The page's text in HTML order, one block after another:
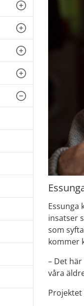
Undermeny: Hot och
Undermeny: Barn,
Undermeny: Ekonomi
Undermeny:
Undermeny: Äldre
Essunga
insatser
som
kommer
– Det
våra
Projektet